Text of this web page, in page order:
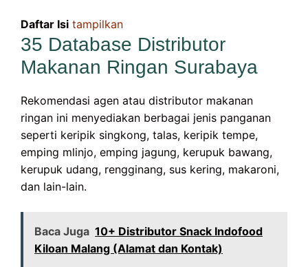
Daftar Isi tampilkan
35 Database Distributor
Makanan Ringan Surabaya
Rekomendasi agen atau distributor makanan
ringan ini menyediakan berbagai jenis panganan
seperti keripik singkong, talas, keripik tempe,
emping mlinjo, emping jagung, kerupuk bawang,
kerupuk udang, rengginang, sus kering, makaroni,
dan lain-lain.
Baca Juga 10+ Distributor Snack Indofood
Kiloan Malang (Alamat dan Kontak)